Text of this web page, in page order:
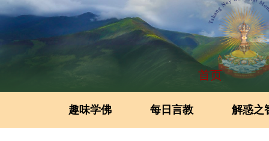
首页
趣味学佛 每日言教 解惑之